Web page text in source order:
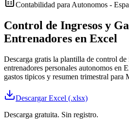
Contabilidad para Autonomos -
Control de Ingresos y
Entrenadores en Excel
Descarga gratis la plantilla de control de
entrenadores personales autonomos en
gastos tipicos y resumen trimestral para
DescargarExcel (.xlsx)
Descarga gratuita. Sin registro.